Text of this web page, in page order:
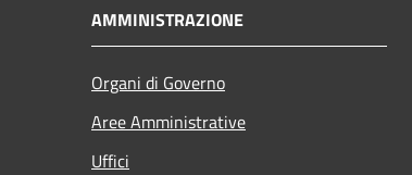
AMMINISTRAZIONE
Organi di Governo
Aree Amministrative
Uffici